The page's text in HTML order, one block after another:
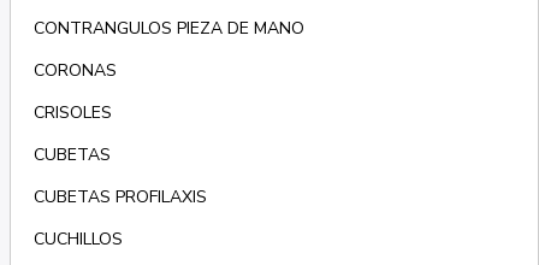
CONTRANGULOS PIEZA DE MANO
CORONAS
CRISOLES
CUBETAS
CUBETAS PROFILAXIS
CUCHILLOS